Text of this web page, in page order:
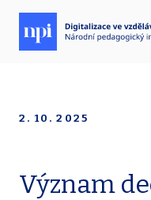
2. 10. 2025
Význam